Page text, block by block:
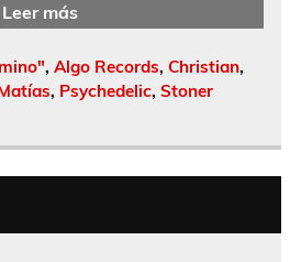
Leer más
, Algo Records, Christian,
, Psychedelic, Stoner